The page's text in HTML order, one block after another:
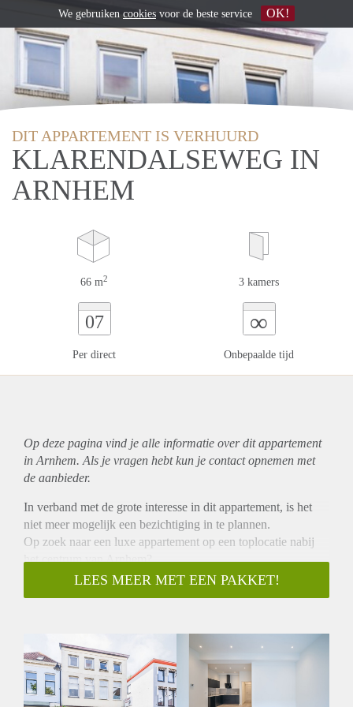
DIT APPARTEMENT IS VERHUURD
KLARENDALSEWEG IN
ARNHEM
66 m2 3 kamers
07
Per direct
∞
Onbepaalde tijd
Op deze pagina vind je alle informatie over ditappartement
in Arnhem. Als je vragen hebt kun je contact opnemen met
de aanbieder.
In verband met de grote interesse in dit appartement, is het
niet meer mogelijk een bezichtiging in te plannen.
Op zoek naar een luxe appartement op een toplocatie nabij
het centrum van Arnhem?
Per 1 oktober komt er een prachtig appartement vrij gelegen
aan de Klarendalsweg te Arnhem.
Indeling:
Woonkamer met open verbinding naar keuken welke is
voorzien van diverse inbouwapparatuur zoals: een inductie
kookplaat en afzuigkap. Vanuit de woon-eetkamer zijn 2
LEES MEER MET EEN PAKKET!
We gebruiken cookies voor de beste service OK!